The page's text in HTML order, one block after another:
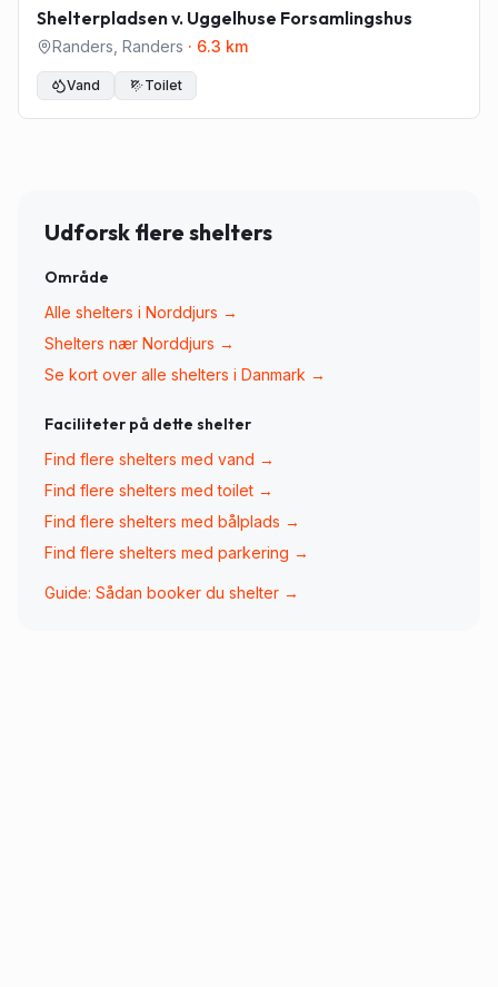
Shelterpladsen v. Uggelhuse Forsamlingshus
Randers Randers · 6.3 km
Vand Toilet
Udforsk flere shelters
Område
Alle shelters i Norddjurs →
Shelters nær Norddjurs →
Se kort over alle shelters i Danmark →
Faciliteter på dette shelter
Find flere shelters med vand →
Find flere shelters medtoilet →
Find flere shelters med bålplads →
Find flere shelters med parkering →
Guide: Sådan booker du shelter →